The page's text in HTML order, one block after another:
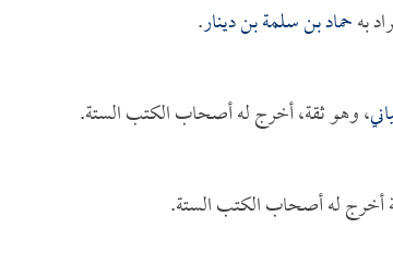
بهحماد بن سلمة بن دينار.
، وهو ثقة، أخرج له أصحاب الكتب الستة.
أخرج له أصحاب الكتب الستة.